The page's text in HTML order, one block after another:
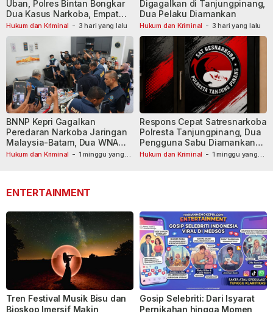
Hukum dan Kriminal - 3 hari yang lalu
Uban, Polres Bintan Bongkar
Dua Kasus Narkoba, Empat
Tersangka Dibekuk
Hukum dan Kriminal - 3 hari yang lalu
Digagalkan di Tanjungpinang,
Dua Pelaku Diamankan
Hukum dan Kriminal - 1 minggu yang
BNNP Kepri Gagalkan
Peredaran Narkoba Jaringan
Malaysia-Batam, Dua WNA
Masih Diburu
Hukum dan Kriminal - 1 minggu yang
Respons Cepat Satresnarkoba
Polresta Tanjungpinang, Dua
Pengguna Sabu Diamankan
Usai Dilaporkan ke Call Center
ENTERTAINMENT
Tren Festival Musik Bisu dan
Bioskop Imersif Makin
Gosip Selebriti: Dari Isyarat
Pernikahan hingga Momen